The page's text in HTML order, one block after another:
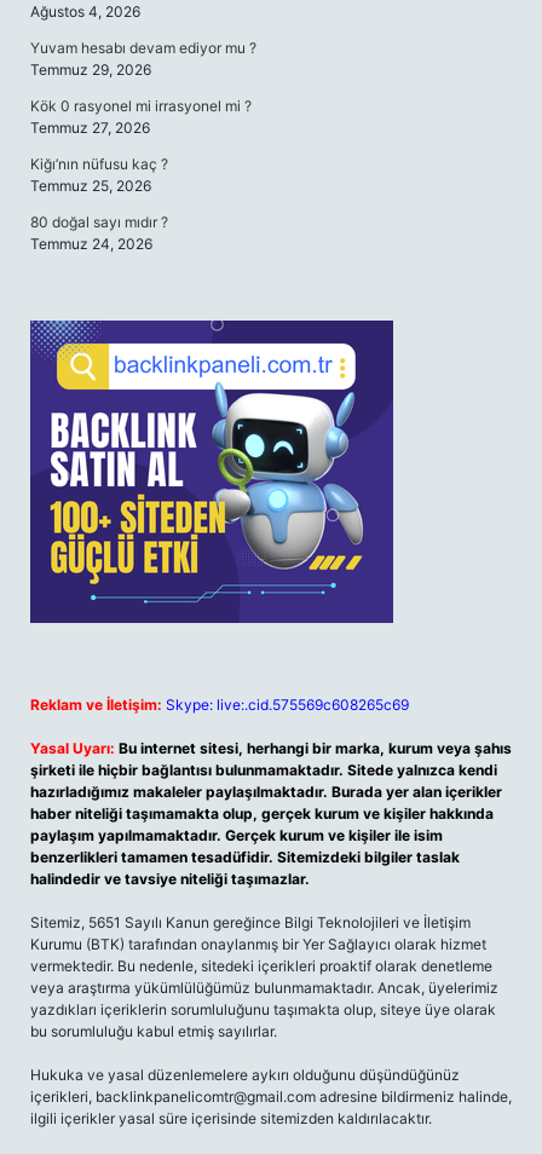
Ağustos 4, 2026
Yuvam hesabı devam ediyor mu ?
Temmuz 29, 2026
Kök 0 rasyonel mi irrasyonel mi ?
Temmuz 27, 2026
Kiğı’nın nüfusu kaç ?
Temmuz 25, 2026
80 doğal sayı mıdır ?
Temmuz 24, 2026
Reklam ve İletişim: Skype: live:.cid.575569c608265c69
Yasal Uyarı: Bu internet sitesi, herhangi bir marka, kurum veya şahıs
şirketi ile hiçbir bağlantısı bulunmamaktadır. Sitede yalnızca kendi
hazırladığımız makaleler paylaşılmaktadır. Burada yer alan içerikler
haber niteliği taşımamakta olup, gerçek kurum ve kişiler hakkında
paylaşım yapılmamaktadır. Gerçek kurum ve kişiler ile isim
benzerlikleri tamamen tesadüfidir. Sitemizdeki bilgiler taslak
halindedir ve tavsiye niteliği taşımazlar.
Sitemiz, 5651 Sayılı Kanun gereğince Bilgi Teknolojileri ve İletişim
Kurumu (BTK) tarafından onaylanmış bir Yer Sağlayıcı olarak hizmet
vermektedir. Bu nedenle, sitedeki içerikleri proaktif olarak denetleme
veya araştırma yükümlülüğümüz bulunmamaktadır. Ancak, üyelerimiz
yazdıkları içeriklerin sorumluluğunu taşımakta olup, siteye üye olarak
bu sorumluluğu kabul etmiş sayılırlar.
Hukuka ve yasal düzenlemelere aykırı olduğunu düşündüğünüz
içerikleri, backlinkpanelicomtr@gmail.com adresine bildirmeniz halinde,
ilgili içerikler yasal süre içerisinde sitemizden kaldırılacaktır.